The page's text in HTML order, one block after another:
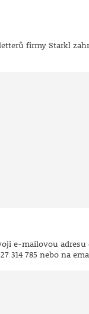
firmy Starkl
e-mailovou
314 785 nebo na